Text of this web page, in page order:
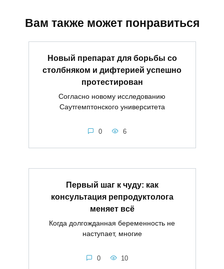
Вам также может понравиться
Новый препарат для борьбы со
столбняком и дифтерией успешно
протестирован
Согласно новому исследованию
Саутгемптонского университета
0 6
Первый шаг к чуду: как
консультация репродуктолога
меняет всё
Когда долгожданная беременность не
наступает, многие
0 10